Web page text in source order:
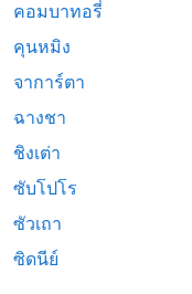
คอมบาทอรี่
คุนหมิง
จาการ์ตา
ฉางชา
ชิงเต่า
ซับโปโร
ซัวเถา
ซิดนีย์